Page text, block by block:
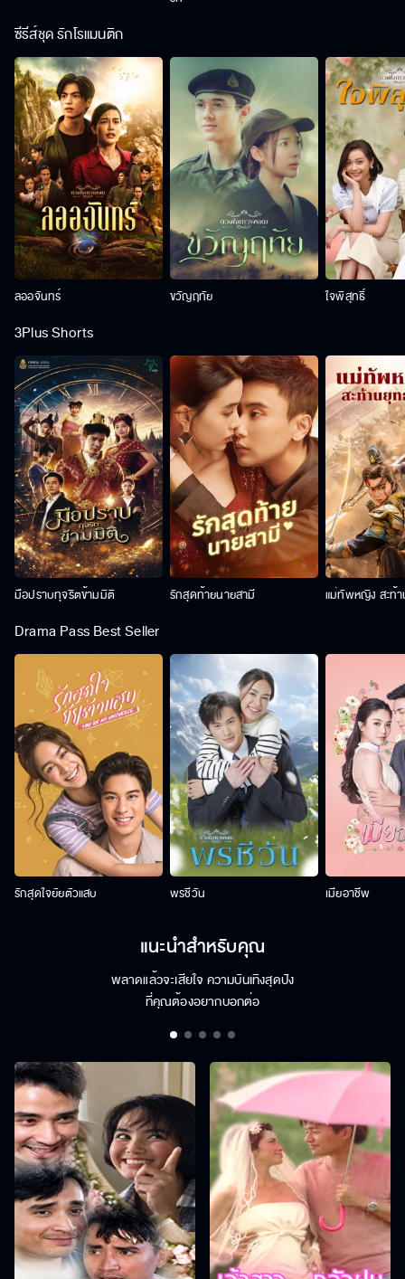
ซีรีส์ชุด รักโรแมนติก
ลออจันทร์ ขวัญฤทัย ใจพิสุทธิ์
3Plus Shorts
มือปราบทุจริตข้ามมิติ รักสุดท้ายนายสามี แม่ทัพหญิง สะท้
Drama Pass Best Seller
รักสุดใจยัยตัวแสบ พรชีวัน เมียอาชีพ
แนะนำสำหรับคุณ
พลาดแล้วจะเสียใจ ความบันเทิงสุดปัง
ที่คุณต้องอยากบอกต่อ